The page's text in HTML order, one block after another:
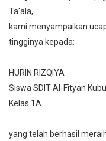
Ta'ala,
kami menyampaikan
tingginya kepada:
HURIN RIZQIYA
Siswa SDIT Al-Fityan
Kelas 1A
yang telah berhasil